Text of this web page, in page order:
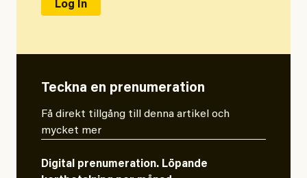
Teckna en prenumeration
Få direkt tillgång till denna artikel och
mycket mer
Digital prenumeration. Löpande